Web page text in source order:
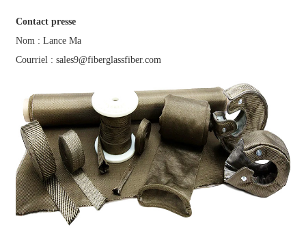
Contact presse
Nom : Lance Ma
Courriel : sales9@fiberglassfiber.com